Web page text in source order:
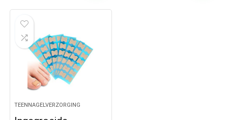
TEENNAGELVERZORGING